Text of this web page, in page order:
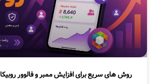
روش های سریع برای افزایش ممبر و فالوور روبیکا